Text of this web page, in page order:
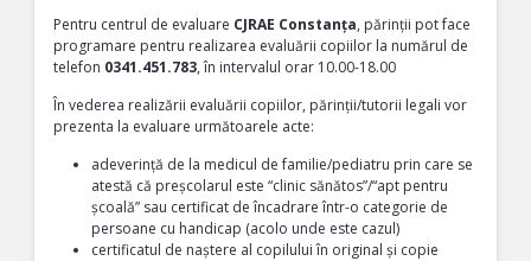
Pentru centrul de evaluare CJRAE Constanța, părinții pot face
programare pentru realizarea evaluării copiilor la numărul de
telefon 0341.451.783, în intervalul orar 10.00-18.00
În vederea realizării evaluării copiilor, părinții/tutorii legali vor
prezenta la evaluare următoarele acte:
adeverință de la medicul de familie/pediatru prin care se
atestă că preșcolarul este “clinic sănătos”/“apt pentru
școală” sau certificat de încadrare într-o categorie de
persoane cu handicap (acolo unde este cazul)
certificatul de naștere al copilului în original și copie